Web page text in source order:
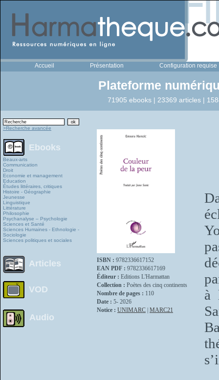
Accueil Présentation Configuration requise
Plateforme
71905 ebooks | 23369 articles |
>Recherche avancée
Ebooks
Beaux-arts
Communication
Droit
Economie et management
Education
Études littéraires, critiques
Histoire - Géographie
Jeunesse
Linguistique
Littérature
Philosophie
Psychanalyse – Psychologie
Sciences et Santé
Sciences Humaines - Ethnologie -
Sociologie
Sciences politiques et sociales
Articles
VOD
Audio
ISBN : 9782336617152
EAN PDF : 9782336617169
Éditeur : Editions L'Harmattan
Collection : Poètes des cinq continents
Nombre de pages : 110
Date : 5- 2026
Notice : UNIMARC MARC21
à